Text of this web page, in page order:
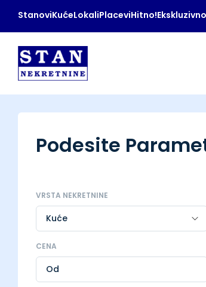
StanoviKućeLokaliPlaceviHitno!Ekskluzivno
Podesite
VRSTA NEKRETNINE
CENA